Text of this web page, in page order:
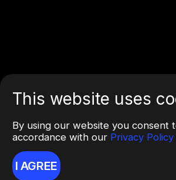
This website uses
By using our website you consent
accordance with our Privacy Policy
I AGREE